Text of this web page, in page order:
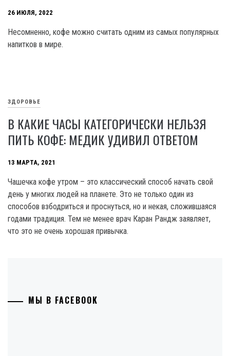
26 ИЮЛЯ, 2022
Несомненно, кофе можно считать одним из самых популярных
напитков в мире.
ЗДОРОВЬЕ
В КАКИЕ ЧАСЫ КАТЕГОРИЧЕСКИ НЕЛЬЗЯ
ПИТЬ КОФЕ: МЕДИК УДИВИЛ ОТВЕТОМ
13 МАРТА, 2021
Чашечка кофе утром – это классический способ начать свой
день у многих людей на планете. Это не только один из
способов взбодриться и проснуться, но и некая, сложившаяся
годами традиция. Тем не менее врач Каран Рандж заявляет,
что это не очень хорошая привычка.
МЫ В FACEBOOK